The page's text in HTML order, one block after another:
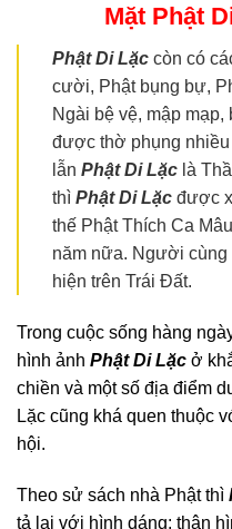
Mặt Phật
Phật Di Lặc còn có
cười, Phật bụng bự,
Ngài bệ vệ, mập
được thờ phụng
lẫn Phật Di Lặc là
thì Phật Di Lặc được
thế Phật Thích Ca
năm nữa. Người cùng
hiện trên Trái Đất.
Trong cuộc sống hàng
hình ảnh Phật Di Lặc ở
chiền và một số địa điểm
Lặc cũng khá quen thuộc
hội.
Theo sử sách nhà Phật thì
tả lại với hình dáng: thân